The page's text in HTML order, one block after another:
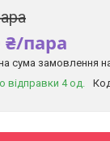
₴/пара
сума замовлення
відправки 4 од.